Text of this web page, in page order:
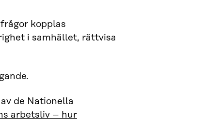
kopplas
i samhället, rättvisa
de Nationella
arbetsliv – hur